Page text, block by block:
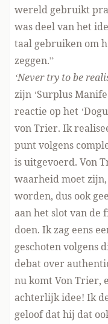
wereld gebruikt
was deel van het
taal gebruiken om
zeggen.”
‘Never try to be
zijn ‘Surplus
reactie op het
von Trier. Ik
punt volgens
is uitgevoerd. Von
waarheid moet
worden, dus ook
aan het slot van de
doen. Ik zag eens
geschoten volgens
debat over
nu komt Von Trier,
achterlijk idee! Ik
geloof dat hij dat